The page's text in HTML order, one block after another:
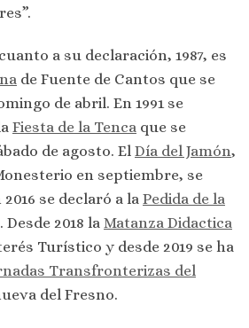
a su declaración, 1987, es
de Fuente de Cantos que se
de abril. En 1991 se
Fiesta de la Tenca que se
de agosto. El Día del Jamón,
en septiembre, se
se declaró a la Pedida de la
2018 laMatanza Didactica
Turístico y desde 2019 se ha
Transfronterizas del
del Fresno.